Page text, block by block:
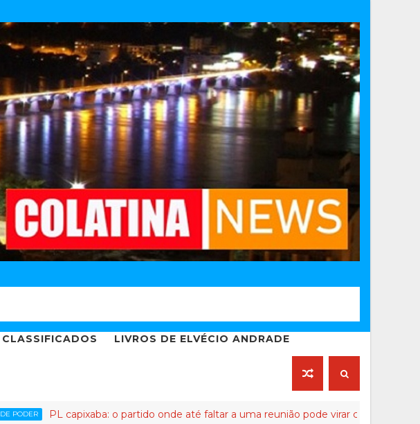
CLASSIFICADOS LIVROS DE ELVÉCIO ANDRADE
PL capixaba: o partido onde até faltar a uma reunião pode virar crime de lesa-Malta